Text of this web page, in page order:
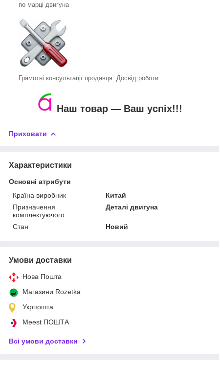
по марці двигуна
Грамотні консультації продавця. Досвід роботи.
Наш товар ― Ваш успіх!!!
Приховати
Характеристики
Основні атрибути
Країна виробник
Китай
Призначення
комплектуючого
Деталі двигуна
Стан Новий
Умови доставки
Нова Пошта
Магазини Rozetka
Укрпошта
Meest ПОШТА
Всі умови доставки